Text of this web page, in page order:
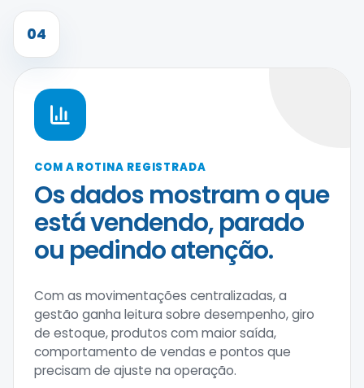
04
COM A ROTINA REGISTRADA
Os dados mostram o que
está vendendo, parado
ou pedindo atenção.
Com as movimentações centralizadas, a
gestão ganha leitura sobre desempenho, giro
de estoque, produtos com maior saída,
comportamento de vendas e pontos que
precisam de ajuste na operação.